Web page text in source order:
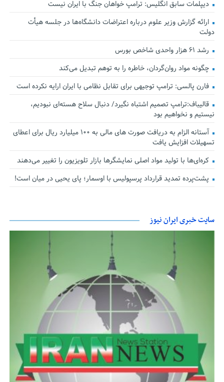
دیپلمات سابق انگلیس:‌ ترامپ خواهان جنگ با ایران نیست
ارائه گزارش وزیر علوم درباره اعتراضات دانشگاه‌ها در جلسه هیأت
دولت
رشد ۶۱ هزار واحدی شاخص بورس
چگونه مواد روان‌گردان، خاطره را به توهم تبدیل می‌کند
فارن پالسی: ترامپ توجیهی برای تقابل نظامی با ایران ارایه نکرده است
قالیباف:ترامپ تصمیم اشتباه نگیرد/ دنبال سلاح هسته‌ای نبودیم،
نیستیم و نخواهیم بود
آستانه الزام به دریافت صورت های مالی به ۱۰۰ میلیارد ریال برای اعطای
تسهیلات افزایش یافت
کره‌ای‌ها با تولید مواد اصلی نمایشگرها بازار تلویزیون را تغییر می‌دهند
پشت‌پرده تمدید قرارداد پرسپولیس با اوسمار؛ پای یحیی در میان است!
سایت خبری ایران نیوز